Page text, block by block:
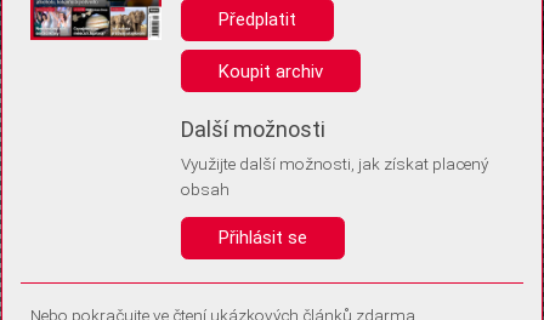
uložením volitelných informací:
Anonymní unikátní ID
Díky němu příště poznáme, že se jedná o stejné zařízení, a
Identifikátor je zcela anonymní.
Vaše souhlasy a odmítnutí si ukládáme do vašeho zařízení, abychom se
vás už příště znovu neptali. Můžete je kdykoli později upravit ve Správě
Předplatit
Koupit archiv
Další možnosti
Využijte další možnosti, jak získat placený
obsah
Přihlásit se
Nebo pokračujte ve čtení ukázkových článků zdarma